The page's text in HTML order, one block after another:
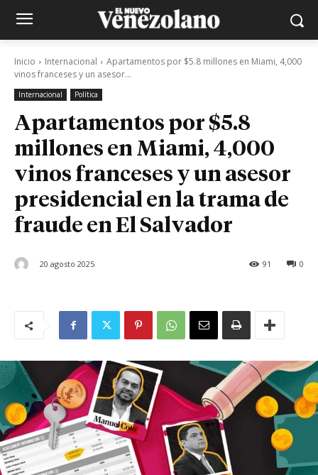
Inicio Internacional
Apartamentos por $5.8 millones en Miami, 4,000
vinos franceses y un asesor...
Internacional Política
Apartamentos por $5.8
millones en Miami, 4,000
vinos franceses y un asesor
presidencial en la trama de
fraude en El Salvador
20 agosto 2025 0
91